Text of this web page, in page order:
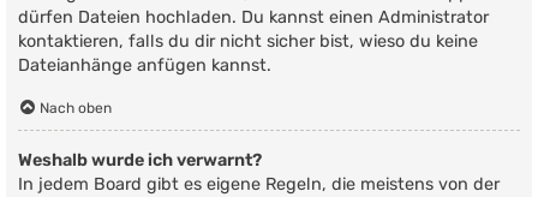
dürfen Dateien hochladen. Du kannst einen Administrator
kontaktieren, falls du dir nicht sicher bist, wieso du keine
Dateianhänge anfügen kannst.
Nach oben
Weshalb wurde ich verwarnt?
In jedem Board gibt es eigene Regeln, die meistens von der